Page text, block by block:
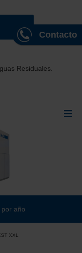
Contacto
Residuales.
por año
XXL